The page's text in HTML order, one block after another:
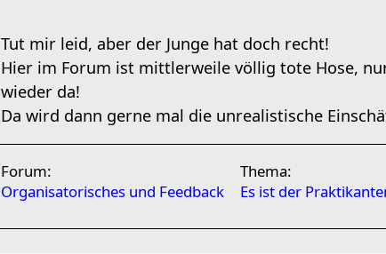
Tut mir leid, aber der Junge hat doch recht!
Hier im Forum ist mittlerweile völlig tote Hose,
wieder da!
Da wird dann gerne mal die unrealistische
Forum:
Organisatorisches und Feedback
Thema:
Es ist der